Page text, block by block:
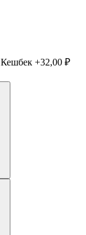
Кешбек +32,00 ₽